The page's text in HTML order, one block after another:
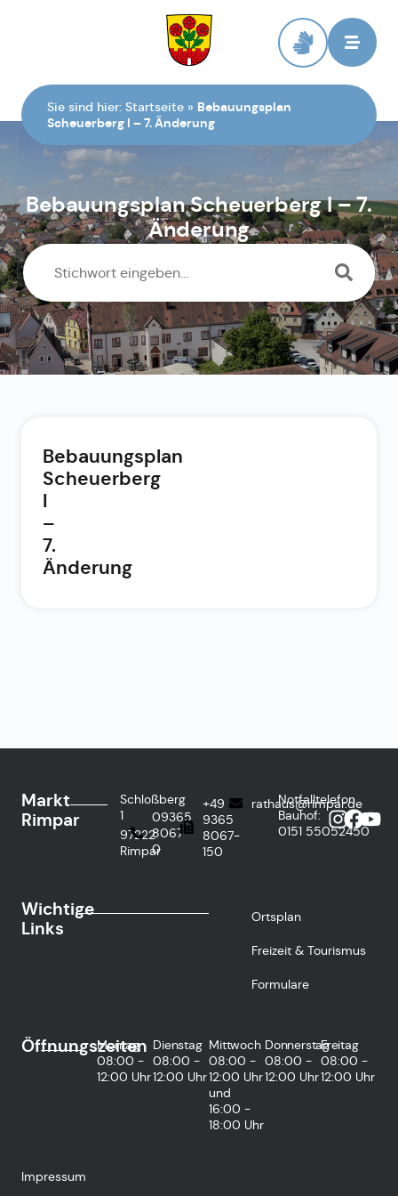
Sie sind hier: Startseite » Bebauungsplan
Scheuerberg I – 7. Änderung
Bebauungsplan Scheuerberg I – 7.
Änderung
Bebauungsplan
Scheuerberg
I
–
7.
Änderung
Markt
Rimpar
Schloßberg
1
97222
Rimpar
09365
8067-
0
+49
9365
8067-
150
rathaus@rimpar.de
Notfalltelefon
Bauhof:
0151 55052450
Wichtige
Links
Ortsplan
Freizeit & Tourismus
Formulare
Öffnungszeiten
Montag
08:00 -
12:00 Uhr
Dienstag
08:00 -
12:00 Uhr
Mittwoch
08:00 -
12:00 Uhr
und
16:00 -
18:00 Uhr
Donnerstag
08:00 -
12:00 Uhr
Freitag
08:00 -
12:00 Uhr
Impressum